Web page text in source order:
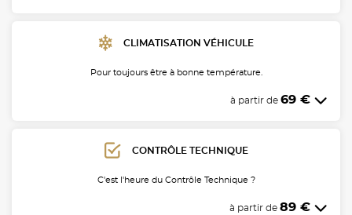
CLIMATISATION VÉHICULE
Pour toujours être à bonne température.
à partir de 69 €
CONTRÔLE TECHNIQUE
C'est l'heure du Contrôle Technique ?
à partir de 89 €